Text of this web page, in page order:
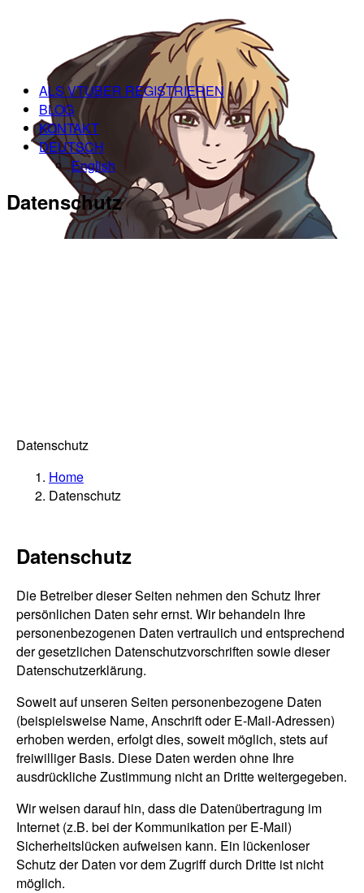
ALS VTUBER REGISTRIEREN
BLOG
KONTAKT
DEUTSCH
English
Datenschutz
Datenschutz
Home
Datenschutz
Datenschutz
Die Betreiber dieser Seiten nehmen den Schutz Ihrer
persönlichen Daten sehr ernst. Wir behandeln Ihre
personenbezogenen Daten vertraulich und entsprechend
der gesetzlichen Datenschutzvorschriften sowie dieser
Datenschutzerklärung.
Soweit auf unseren Seiten personenbezogene Daten
(beispielsweise Name, Anschrift oder E-Mail-Adressen)
erhoben werden, erfolgt dies, soweit möglich, stets auf
freiwilliger Basis. Diese Daten werden ohne Ihre
ausdrückliche Zustimmung nicht an Dritte weitergegeben.
Wir weisen darauf hin, dass die Datenübertragung im
Internet (z.B. bei der Kommunikation per E-Mail)
Sicherheitslücken aufweisen kann. Ein lückenloser
Schutz der Daten vor dem Zugriff durch Dritte ist nicht
möglich.